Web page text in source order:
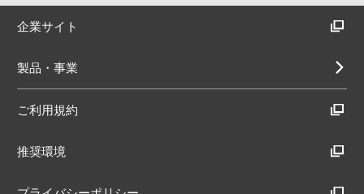
企業サイト
製品・事業
ご利用規約
推奨環境